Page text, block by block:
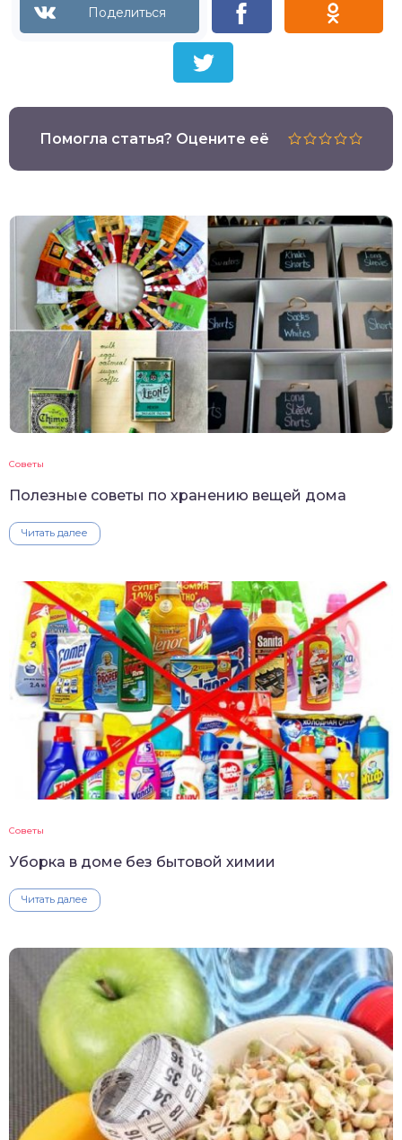
Помогла статья? Оцените её
Советы
Полезные советы по хранению вещей дома
Читать далее
Советы
Уборка в доме без бытовой химии
Читать далее